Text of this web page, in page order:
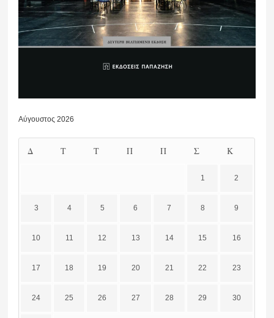
Αύγουστος 2026
Δ Τ Τ Π Π Σ Κ
1 2
3 4 5 6 7 8 9
10 11 12 13 14 15 16
17 18 19 20 21 22 23
24 25 26 27 28 29 30